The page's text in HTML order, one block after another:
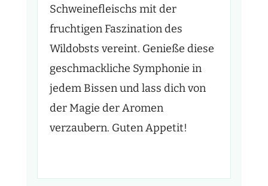
Schweinefleischs mit der
fruchtigen Faszination des
Wildobsts vereint. Genieße diese
geschmackliche Symphonie in
jedem Bissen und lass dich von
der Magie der Aromen
verzaubern. Guten Appetit!